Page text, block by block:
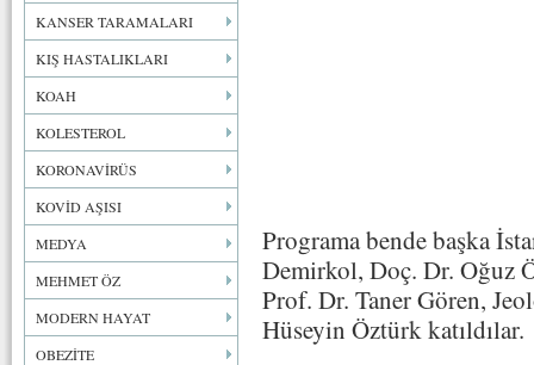
KANSER TARAMALARI
KIŞ HASTALIKLARI
KOAH
KOLESTEROL
KORONAVİRÜS
KOVİD AŞISI
MEDYA
MEHMET ÖZ
MODERN HAYAT
OBEZİTE
Programa bende başka
Demirkol, Doç. Dr. Oğuz
Prof. Dr. Taner Gören,
Hüseyin Öztürk katıldılar.